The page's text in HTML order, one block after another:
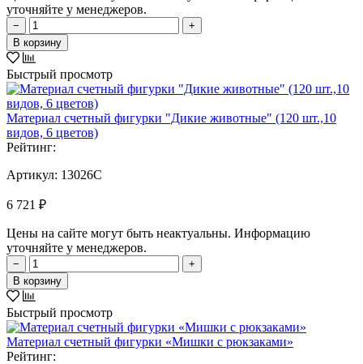
уточняйте у менеджеров.
−
+
В корзину
Быстрый просмотр
Материал счетный фигурки "Дикие животные" (120 шт.,10
видов, 6 цветов)
Рейтинг:
Артикул: 13026C
6 721 ₽
Цены на сайте могут быть неактуальны. Информацию
уточняйте у менеджеров.
−
+
В корзину
Быстрый просмотр
Материал счетный фигурки «Мишки с рюкзаками»
Рейтинг: